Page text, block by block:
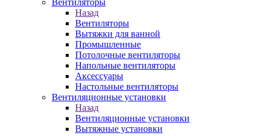
Вентиляторы
Назад
Вентиляторы
Вытяжки для ванной
Промышленные
Потолочные вентиляторы
Напольные вентиляторы
Аксессуары
Настольные вентиляторы
Вентиляционные установки
Назад
Вентиляционные установки
Вытяжные установки